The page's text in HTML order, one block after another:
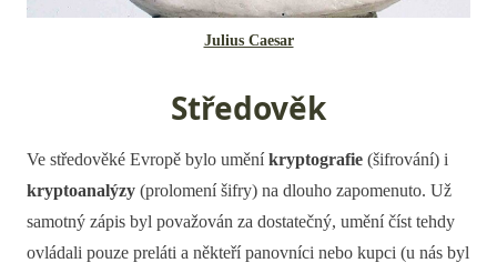
Julius Caesar
Středověk
Ve středověké Evropě bylo uměníkryptografie (šifrování) i
kryptoanalýzy (prolomení šifry) na dlouho zapomenuto. Už
samotný zápis byl považován za dostatečný, umění číst tehdy
ovládali pouze preláti a někteří panovníci nebo kupci (u nás byl